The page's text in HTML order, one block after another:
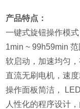
产品特点：
一键式旋钮操作模式
1min ~ 99h59min
软启动，加速均匀
直流无刷电机，速
操作面板简洁，
人性化的程序设计